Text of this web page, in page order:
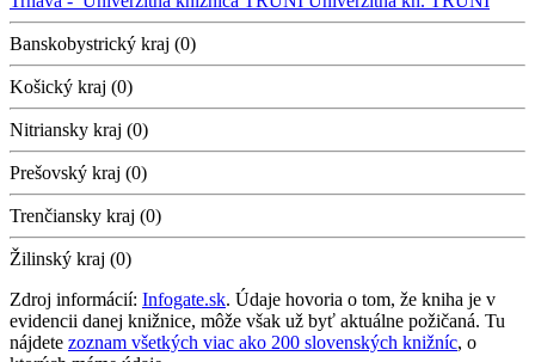
Banskobystrický kraj (0)
Košický kraj (0)
Nitriansky kraj (0)
Prešovský kraj (0)
Trenčiansky kraj (0)
Žilinský kraj (0)
Zdroj informácií: Infogate.sk. Údaje hovoria o tom, že kniha je v
evidencii danej knižnice, môže však už byť aktuálne požičaná. Tu
nájdete zoznam všetkých viac ako 200 slovenských knižníc, o